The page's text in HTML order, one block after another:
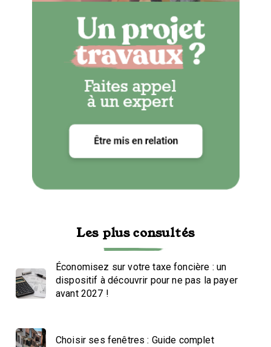
Les plus consultés
Économisez sur votre taxe foncière : un
dispositif à découvrir pour ne pas la payer
avant 2027 !
Choisir ses fenêtres : Guide complet